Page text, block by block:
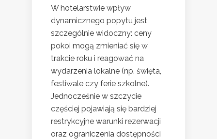
W hotelarstwie wpływ
dynamicznego popytu jest
szczególnie widoczny: ceny
pokoi mogą zmieniać się w
trakcie roku i reagować na
wydarzenia lokalne (np. święta,
festiwale czy ferie szkolne).
Jednocześnie w szczycie
częściej pojawiają się bardziej
restrykcyjne warunki rezerwacji
oraz ograniczenia dostępności